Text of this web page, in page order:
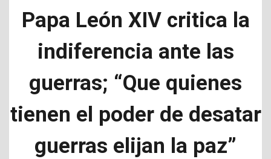
Papa León XIV critica la
indiferencia ante las
guerras; “Que quienes
tienen el poder de desatar
guerras elijan la paz”